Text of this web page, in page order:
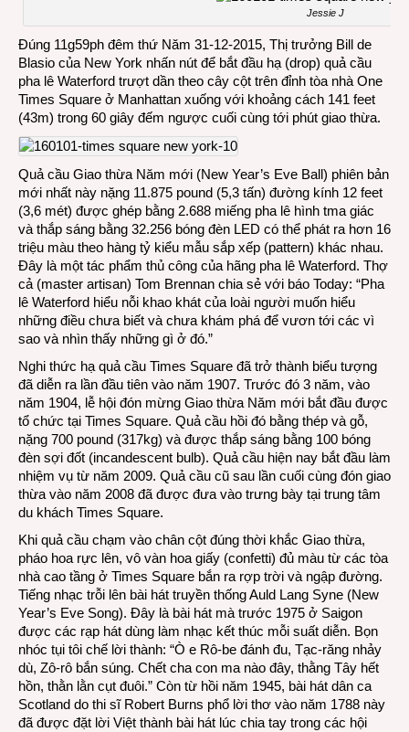
Jessie J
Đúng 11g59ph đêm thứ Năm 31-12-2015, Thị trưởng Bill de
Blasio của New York nhấn nút để bắt đầu hạ (drop) quả cầu
pha lê Waterford trượt dần theo cây cột trên đỉnh tòa nhà One
Times Square ở Manhattan xuống với khoảng cách 141 feet
(43m) trong 60 giây đếm ngược cuối cùng tới phút giao thừa.
Quả cầu Giao thừa Năm mới (New Year’s Eve Ball) phiên bản
mới nhất này nặng 11.875 pound (5,3 tấn) đường kính 12 feet
(3,6 mét) được ghép bằng 2.688 miếng pha lê hình tma giác
và thắp sáng bằng 32.256 bóng đèn LED có thể phát ra hơn 16
triệu màu theo hàng tỷ kiểu mẫu sắp xếp (pattern) khác nhau.
Đây là một tác phẩm thủ công của hãng pha lê Waterford. Thợ
cả (master artisan) Tom Brennan chia sẻ với báo Today: “Pha
lê Waterford hiểu nỗi khao khát của loài người muốn hiểu
những điều chưa biết và chưa khám phá để vươn tới các vì
sao và nhìn thấy những gì ở đó.”
Nghi thức hạ quả cầu Times Square đã trở thành biểu tượng
đã diễn ra lần đầu tiên vào năm 1907. Trước đó 3 năm, vào
năm 1904, lễ hội đón mừng Giao thừa Năm mới bắt đầu được
tổ chức tại Times Square. Quả cầu hồi đó bằng thép và gỗ,
nặng 700 pound (317kg) và được thắp sáng bằng 100 bóng
đèn sợi đốt (incandescent bulb). Quả cầu hiện nay bắt đầu làm
nhiệm vụ từ năm 2009. Quả cầu cũ sau lần cuối cùng đón giao
thừa vào năm 2008 đã được đưa vào trưng bày tại trung tâm
du khách Times Square.
Khi quả cầu chạm vào chân cột đúng thời khắc Giao thừa,
pháo hoa rực lên, vô vàn hoa giấy (confetti) đủ màu từ các tòa
nhà cao tầng ở Times Square bắn ra rợp trời và ngập đường.
Tiếng nhạc trỗi lên bài hát truyền thống Auld Lang Syne (New
Year’s Eve Song). Đây là bài hát mà trước 1975 ở Saigon
được các rạp hát dùng làm nhạc kết thúc mỗi suất diễn. Bọn
nhóc tụi tôi chế lời thành: “Ò e Rô-be đánh đu, Tạc-răng nhảy
dù, Zô-rô bắn súng. Chết cha con ma nào đây, thằng Tây hết
hồn, thằn lằn cụt đuôi.” Còn từ hồi năm 1945, bài hát dân ca
Scotland do thi sĩ Robert Burns phổ lời thơ vào năm 1788 này
đã được đặt lời Việt thành bài hát lúc chia tay trong các hội